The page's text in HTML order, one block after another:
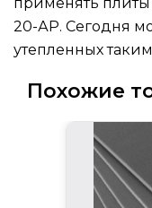
20-АР. Сегодня
утепленных
Похожие